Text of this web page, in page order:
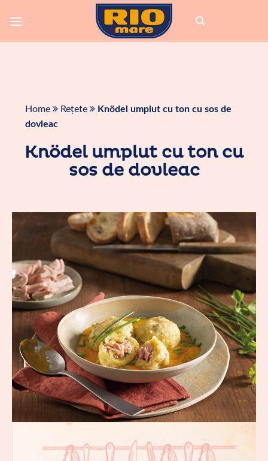
Home Rețete
Knödel umplut cu ton cu sos de
dovleac
Knödel umplut cu ton cu
sos de dovleac